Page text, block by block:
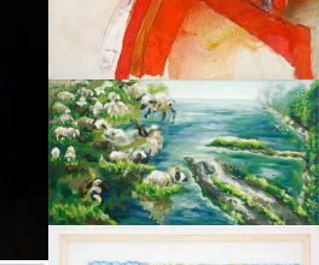
Kathrin MaritaSIEGL